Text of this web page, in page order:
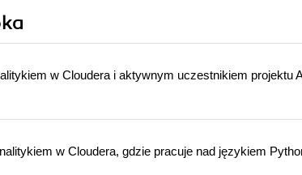
w Cloudera i aktywnym uczestnikiem projektu
w Cloudera, gdzie pracuje nad językiem